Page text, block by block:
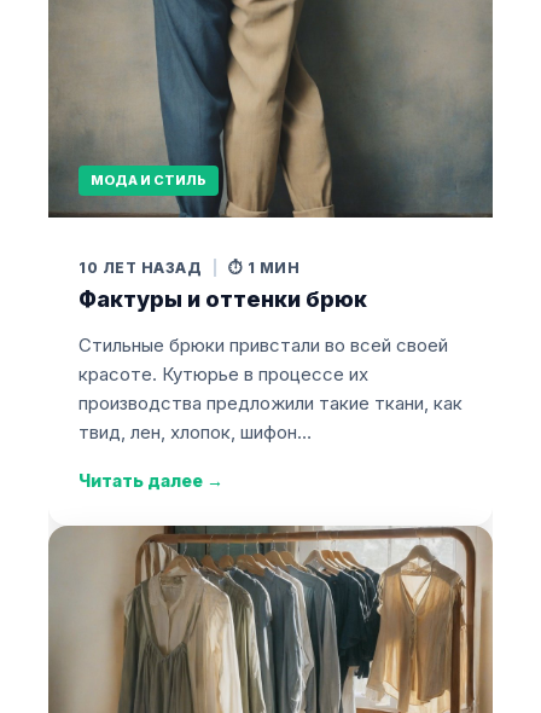
МОДА И СТИЛЬ
10 ЛЕТ НАЗАД ⏱️ 1 МИН
Фактуры и оттенки брюк
Стильные брюки привстали во всей своей
красоте. Кутюрье в процессе их
производства предложили такие ткани, как
твид, лен, хлопок, шифон…
Читать далее →